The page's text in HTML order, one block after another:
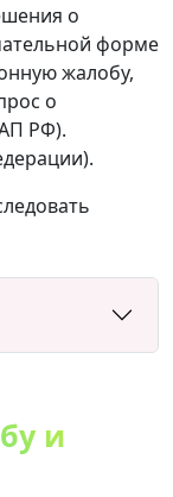
о
форме
жалобу,
о
РФ).
и